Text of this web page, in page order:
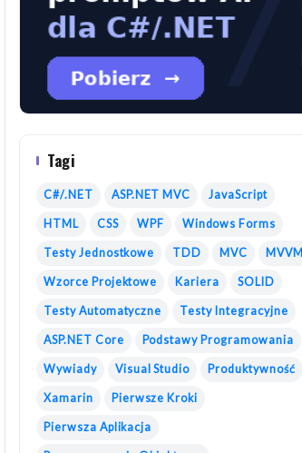
Tagi
C#/.NET ASP.NET MVC JavaScript
HTML CSS WPF Windows Forms
Testy Jednostkowe TDD MVC MVVM
Wzorce Projektowe Kariera SOLID
Testy Automatyczne Testy Integracyjne
ASP.NET Core Podstawy Programowania
Wywiady Visual Studio Produktywność
Xamarin Pierwsze Kroki
Pierwsza Aplikacja